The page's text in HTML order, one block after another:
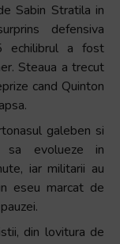
Sabin Stratila in
defensiva
echilibrul a fost
Steaua a trecut
cand Quinton
galeben si
sa evolueze in
iar militarii au
eseu marcat de
din lovitura de